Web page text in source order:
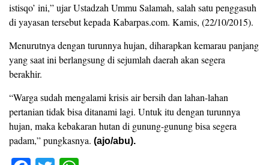
istisqo’ ini,” ujar Ustadzah Ummu Salamah, salah satu penggasuh
di yayasan tersebut kepada Kabarpas.com. Kamis, (22/10/2015).
Menurutnya dengan turunnya hujan, diharapkan kemarau panjang
yang saat ini berlangsung di sejumlah daerah akan segera
berakhir.
“Warga sudah mengalami krisis air bersih dan lahan-lahan
pertanian tidak bisa ditanami lagi. Untuk itu dengan turunnya
hujan, maka kebakaran hutan di gunung-gunung bisa segera
padam,” pungkasnya. (ajo/abu).